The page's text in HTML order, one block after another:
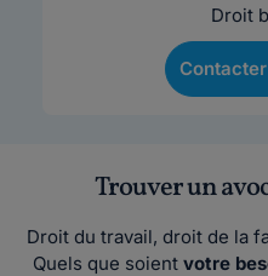
Droit
Trouver un
Droit du travail, droit de la
Quels que soient votre